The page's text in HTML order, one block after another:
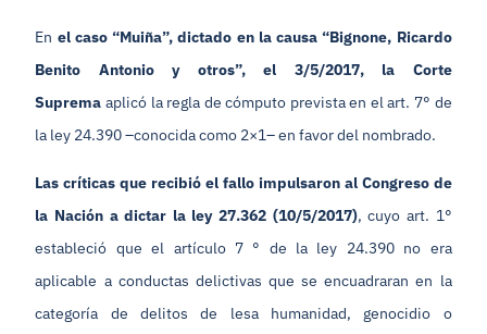
En el caso “Muiña”, dictado en la causa “Bignone, Ricardo
Benito Antonio y otros”, el 3/5/2017, la Corte
Suprema aplicó la regla de cómputo prevista en el art. 7° de
la ley 24.390 –conocida como 2×1– en favor del nombrado.
Las críticas que recibió el fallo impulsaron al Congreso de
la Nación a dictar la ley 27.362 (10/5/2017), cuyo art. 1°
estableció que el artículo 7 ° de la ley 24.390 no era
aplicable a conductas delictivas que se encuadraran en la
categoría de delitos de lesa humanidad, genocidio o